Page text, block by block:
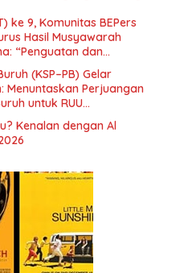
ke 9, Komunitas BEPers
Hasil Musyawarah
“Penguatan dan
Berbasis Riset di seluruh
(KSP–PB) Gelar
Menuntaskan Perjuangan
untuk RUU
Kenalan dengan Al